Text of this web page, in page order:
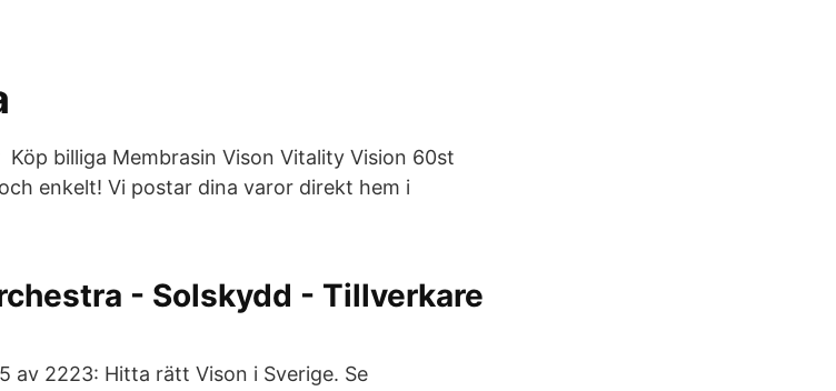
billiga Membrasin Vison Vitality Vision 60st
enkelt! Vi postar dina varor direkt hem i
- Solskydd - Tillverkare
av 2223: Hitta rätt Vison i Sverige. Se